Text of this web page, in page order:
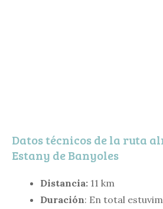
Datos técnicos de la ruta
Estany de Banyoles
Distancia: 11 km
Duración: En total